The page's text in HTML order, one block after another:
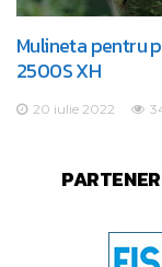
Mulineta pentru
2500S XH
20 iulie 2022